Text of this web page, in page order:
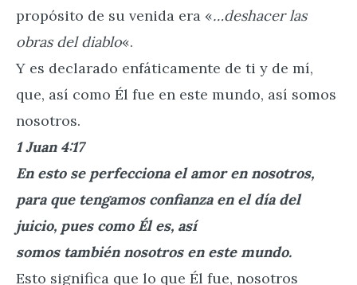
propósito de su venida era «…deshacer las
obras del diablo«.
Y es declarado enfáticamente de ti y de mí,
que, así como Él fue en este mundo, así somos
nosotros.
1 Juan 4:17
En esto se perfecciona el amor en nosotros,
para que tengamos confianza en el día del
juicio, pues como Él es, así
somos también nosotros en este mundo.
Esto significa que lo que Él fue, nosotros